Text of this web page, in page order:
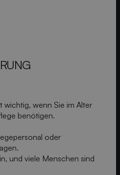
wichtig, wenn Sie im Alter
benötigen.
oder
und viele Menschen sind